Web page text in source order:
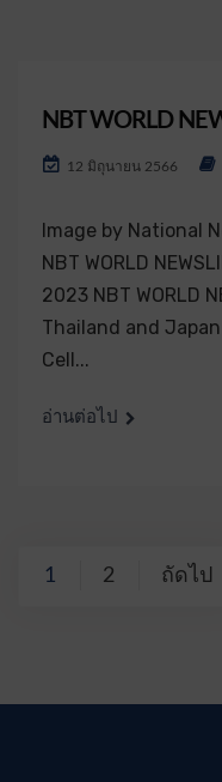
NBT WORLD
12 มิถุนายน 2566
Image by National
NBT WORLD
2023 NBT WORLD
Thailand and
Cell...
อ่านต่อไป
1 2 ถัดไป